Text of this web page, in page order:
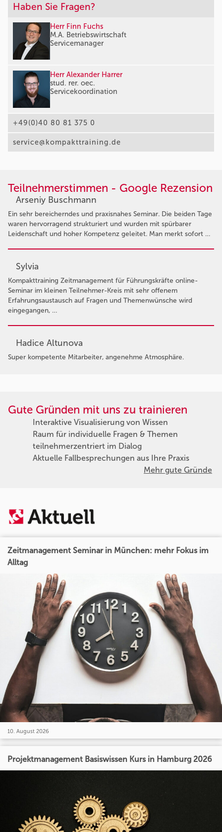
Haben Sie Fragen?
Herr Finn Fuchs
M.A. Betriebswirtschaft
Servicemanager
Herr Alexander Harrer
stud. rer. oec.
Servicekoordination
+49(0)40 80 81 375 0
service@kompakttraining.de
Teilnehmerstimmen - Google Rezension
Arseniy Buschmann
Ein sehr bereicherndes und praxisnahes Seminar. Die beiden Tage
waren hervorragend strukturiert und wurden mit spürbarer
Leidenschaft und hoher Kompetenz geleitet. Man merkt sofort …
Sylvia
Kompakttraining Zeitmanagement für Führungskräfte online-
Seminar im kleinen Teilnehmer-Kreis mit sehr offenem
Erfahrungsaustausch auf Fragen und Themenwünsche wird
eingegangen, …
Hadice Altunova
Super kompetente Mitarbeiter, angenehme Atmosphäre.
Gute Gründen mit uns zu trainieren
Interaktive Visualisierung von Wissen
Raum für individuelle Fragen & Themen
teilnehmerzentriert im Dialog
Aktuelle Fallbesprechungen aus Ihre Praxis
Mehr gute Gründe
Zeitmanagement Seminar in München: mehr Fokus im
Alltag
10. August 2026
Projektmanagement Basiswissen Kurs in Hamburg 2026